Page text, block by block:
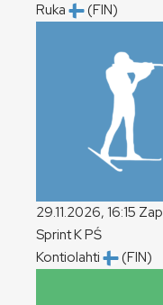
Ruka
(FIN)
29.11.2026, 16:15
SprintKPŚ
Kontiolahti
(FIN)